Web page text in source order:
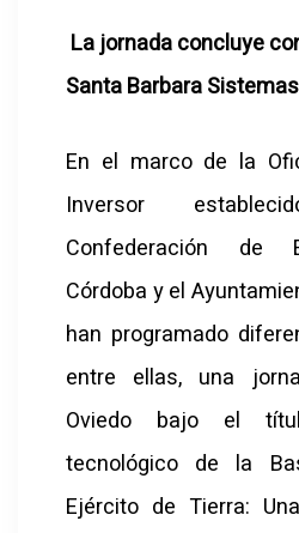
La jornada concluye
Santa Barbara
En el marco de la
Inversor
Confederación de
Córdoba y el
han programado
entre ellas, una
Oviedo bajo el
tecnológico de la
Ejército de Tierra: